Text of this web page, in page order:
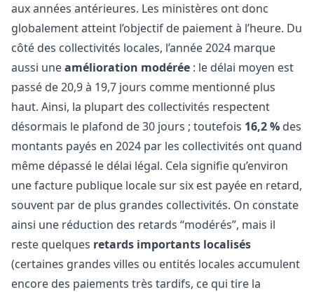
aux années antérieures. Les ministères ont donc
globalement atteint l’objectif de paiement à l’heure. Du
côté des collectivités locales, l’année 2024 marque
aussi uneamélioration modérée : le délai moyen est
passé de 20,9 à 19,7 jours comme mentionné plus
haut. Ainsi, la plupart des collectivités respectent
désormais le plafond de 30 jours ; toutefois 16,2 % des
montants payés en 2024 par les collectivités ont quand
même dépassé le délai légal. Cela signifie qu’environ
une facture publique locale sur six est payée en retard,
souvent par de plus grandes collectivités. On constate
ainsi une réduction des retards “modérés”, mais il
reste quelques retards importants localisés
(certaines grandes villes ou entités locales accumulent
encore des paiements très tardifs, ce qui tire la